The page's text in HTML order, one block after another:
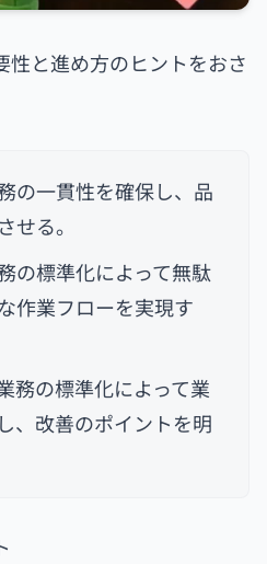
性と進め方のヒントをおさ
の一貫性を確保し、品
せる。
の標準化によって無駄
作業フローを実現す
務の標準化によって業
、改善のポイントを明